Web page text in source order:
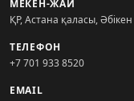
МЕКЕН-ЖАЙ
ҚР, Астана қаласы,
ТЕЛЕФОН
+7 701 933 8520
EMAIL